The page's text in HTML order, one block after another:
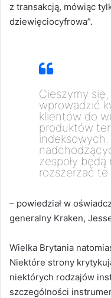
z transakcją, mówiąc
dziewięciocyfrowa”.
Cieszymy
wprowadzić
klientów do
produktów
zespoły
rozszerzać te
– powiedział w
generalny Kraken,
Wielka Brytania
Niektóre strony
niektórych rodzajów
szczególności